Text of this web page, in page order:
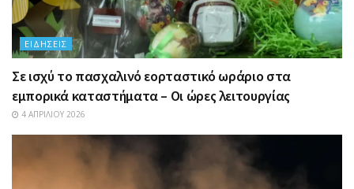
ΕΙΔΉΣΕΙΣ
Σε ισχύ το πασχαλινό εορταστικό ωράριο στα
εμπορικά καταστήματα – Οι ώρες λειτουργίας
4 ΑΠΡΙΛΊΟΥ 2026